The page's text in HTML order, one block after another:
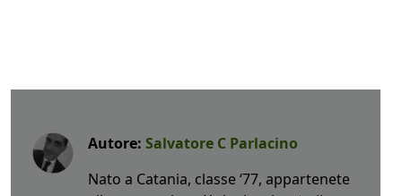
Autore: Salvatore C Parlacino
Nato a Catania, classe ‘77, appartenete